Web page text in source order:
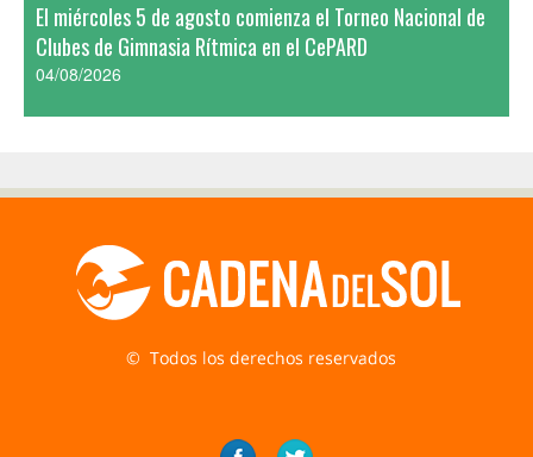
El miércoles 5 de agosto comienza el Torneo Nacional de
Clubes de Gimnasia Rítmica en el CePARD
04/08/2026